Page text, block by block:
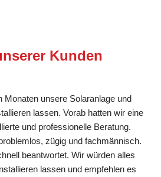
Kunden
Monaten unsere Solaranlage und
lassen. Vorab hatten wir eine
und professionelle Beratung.
zügig und fachmännisch.
beantwortet. Wir würden alles
lassen und empfehlen es